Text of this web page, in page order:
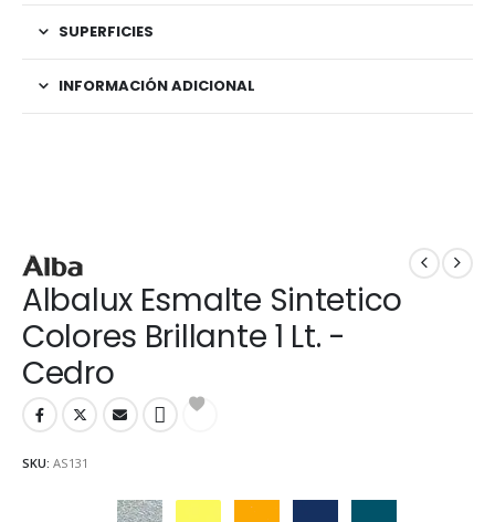
SUPERFICIES
INFORMACIÓN ADICIONAL
Albalux Esmalte Sintetico
Colores Brillante 1 Lt. -
Cedro
SKU: AS131